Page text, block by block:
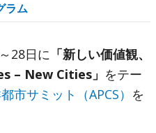
ラム
28日に 「新しい価値観、
– New Cities」 をテー
市サミット（APCS） を